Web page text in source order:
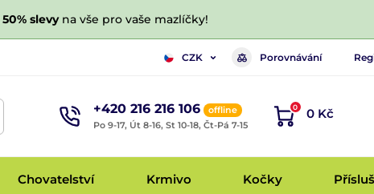
50% slevyna vše pro vaše mazlíčky!
CZK Porovnávání
+420 216 216 106
offline
Po 9-17, Út 8-16, St 10-18, Čt-Pá 7-15
0 0 Kč
Chovatelství Krmivo Kočky